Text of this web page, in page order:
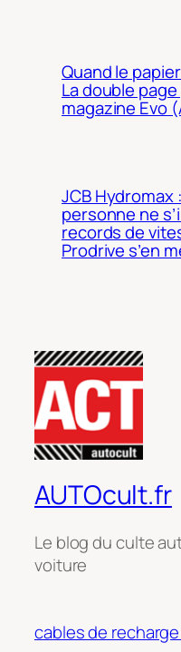
Quand le
La double
magazine Evo
JCB Hydromax
personne ne
records de
Prodrive s’en
AUTOcult.fr
Le blog du culte
voiture
cables de